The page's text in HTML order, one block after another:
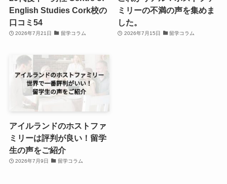
English Studies Cork校の
口コミ54
2026年7月21日 留学コラム
ミリーの不満の声を集めま
した。
2026年7月15日 留学コラム
アイルランドのホストファ
ミリーは評判が良い！留学
生の声をご紹介
2026年7月9日 留学コラム